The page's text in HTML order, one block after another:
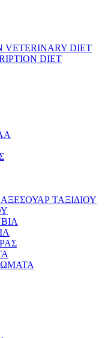
VETERINARY DIET
DIET
ΤΑΞΙΔΙΟΥ